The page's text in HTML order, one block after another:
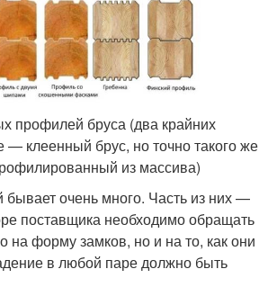
профилей бруса (два крайних
— клеенный брус, но точно такого же
из массива)
очень много. Часть из них —
поставщика необходимо обращать
на форму замков, но и на то, как они
в любой паре должно быть